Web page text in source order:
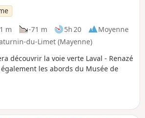
m -71 m 5h 20
Moyenne
du-Limet (Mayenne)
découvrir la voie verte Laval - Renazé
les abords du Musée de